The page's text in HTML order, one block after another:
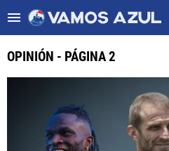
Es tendencia Noticias Cruz Azul HOY
ULTIMAS NOTICIAS
LEAGUES CUP
LIGA MX
OPINIÓN - PÁGINA 2